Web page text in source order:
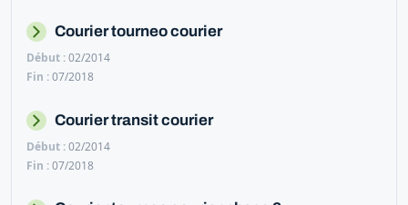
Courier tourneo courier
02/2014
07/2018
Courier transit courier
02/2014
07/2018